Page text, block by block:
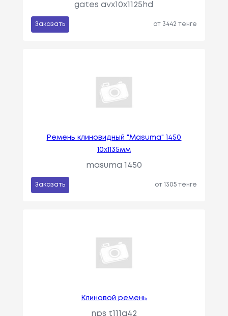
gates avx10x1125hd
Заказать от 3442 тенге
Ремень клиновидный "Masuma" 1450
10x1135мм
masuma 1450
Заказать от 1305 тенге
Клиновой ремень
nps t111a42